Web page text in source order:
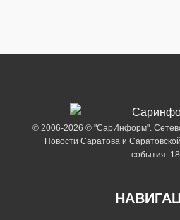
© 2006-2026 © "СарИнформ".
Новости Саратова и
события.